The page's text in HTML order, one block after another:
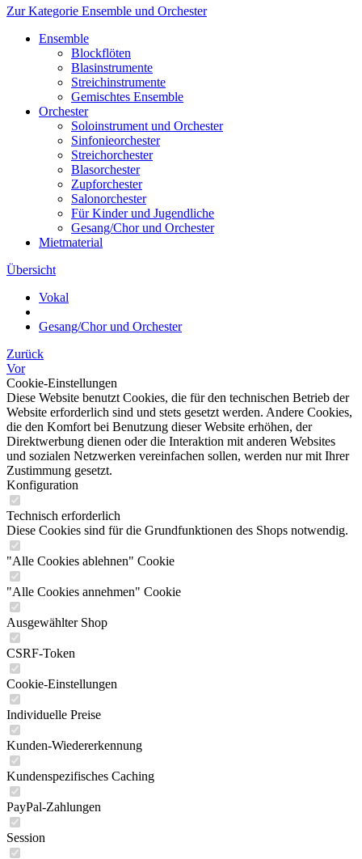
Zur Kategorie Ensemble und Orchester
Ensemble
Blockflöten
Blasinstrumente
Streichinstrumente
Gemischtes Ensemble
Orchester
Soloinstrument und Orchester
Sinfonieorchester
Streichorchester
Blasorchester
Zupforchester
Salonorchester
Für Kinder und Jugendliche
Gesang/Chor und Orchester
Mietmaterial
Übersicht
Vokal
Gesang/Chor und Orchester
Zurück
Vor
Cookie-Einstellungen
Diese Website benutzt Cookies, die für den technischen Betrieb der
Website erforderlich sind und stets gesetzt werden. Andere Cookies,
die den Komfort bei Benutzung dieser Website erhöhen, der
Direktwerbung dienen oder die Interaktion mit anderen Websites
und sozialen Netzwerken vereinfachen sollen, werden nur mit Ihrer
Zustimmung gesetzt.
Konfiguration
Technisch erforderlich
Diese Cookies sind für die Grundfunktionen des Shops notwendig.
"Alle Cookies ablehnen" Cookie
"Alle Cookies annehmen" Cookie
Ausgewählter Shop
CSRF-Token
Cookie-Einstellungen
Individuelle Preise
Kunden-Wiedererkennung
Kundenspezifisches Caching
PayPal-Zahlungen
Session